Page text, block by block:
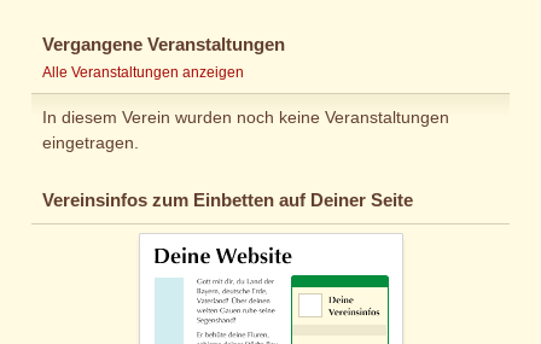
Vergangene Veranstaltungen
Alle Veranstaltungen anzeigen
In diesem Verein wurden noch keine Veranstaltungen
eingetragen.
Vereinsinfos zum Einbetten auf Deiner Seite